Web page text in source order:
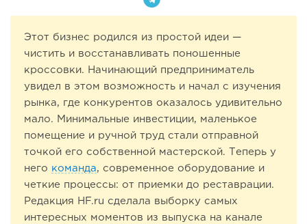
Этот бизнес родился из простой идеи —
чистить и восстанавливать поношенные
кроссовки. Начинающий предприниматель
увидел в этом возможность и начал с изучения
рынка, где конкурентов оказалось удивительно
мало. Минимальные инвестиции, маленькое
помещение и ручной труд стали отправной
точкой его собственной мастерской. Теперь у
него команда, современное оборудование и
четкие процессы: от приемки до реставрации.
Редакция HF.ru сделала выборку самых
интересных моментов из выпуска на канале